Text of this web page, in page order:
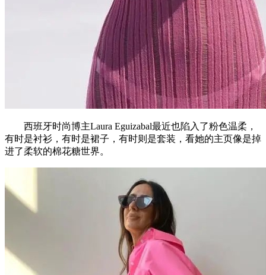
西班牙时尚博主Laura Eguizabal最近也陷入了粉色温柔，
有时是衬衫，有时是裙子，有时则是套装，看她的主页像是掉
进了柔软的棉花糖世界。